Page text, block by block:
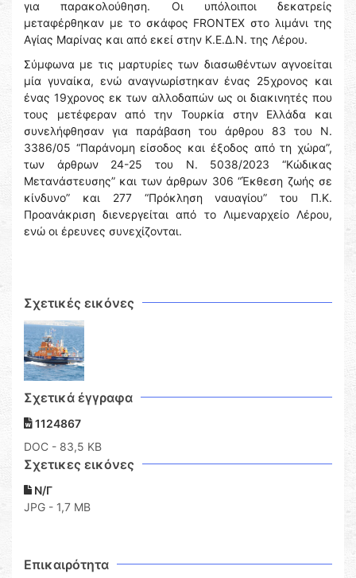
για παρακολούθηση. Οι υπόλοιποι δεκατρείς
μεταφέρθηκαν με το σκάφος FRONTEX στο λιμάνι της
Αγίας Μαρίνας και από εκεί στην Κ.Ε.Δ.Ν. της Λέρου.
Σύμφωνα με τις μαρτυρίες των διασωθέντων αγνοείται
μία γυναίκα, ενώ αναγνωρίστηκαν ένας 25χρονος και
ένας 19χρονος εκ των αλλοδαπών ως οι διακινητές που
τους μετέφεραν από την Τουρκία στην Ελλάδα και
συνελήφθησαν για παράβαση του άρθρου 83 του Ν.
3386/05 “Παράνομη είσοδος και έξοδος από τη χώρα”,
των άρθρων 24-25 του Ν. 5038/2023 “Κώδικας
Μετανάστευσης” και των άρθρων 306 “Έκθεση ζωής σε
κίνδυνο” και 277 “Πρόκληση ναυαγίου” του Π.Κ.
Προανάκριση διενεργείται από το Λιμεναρχείο Λέρου,
ενώ οι έρευνες συνεχίζονται.
Σχετικές εικόνες
Σχετικά έγγραφα
1124867
DOC - 83,5 KB
Σχετικες εικόνες
Ν/Γ
JPG - 1,7 MB
Επικαιρότητα